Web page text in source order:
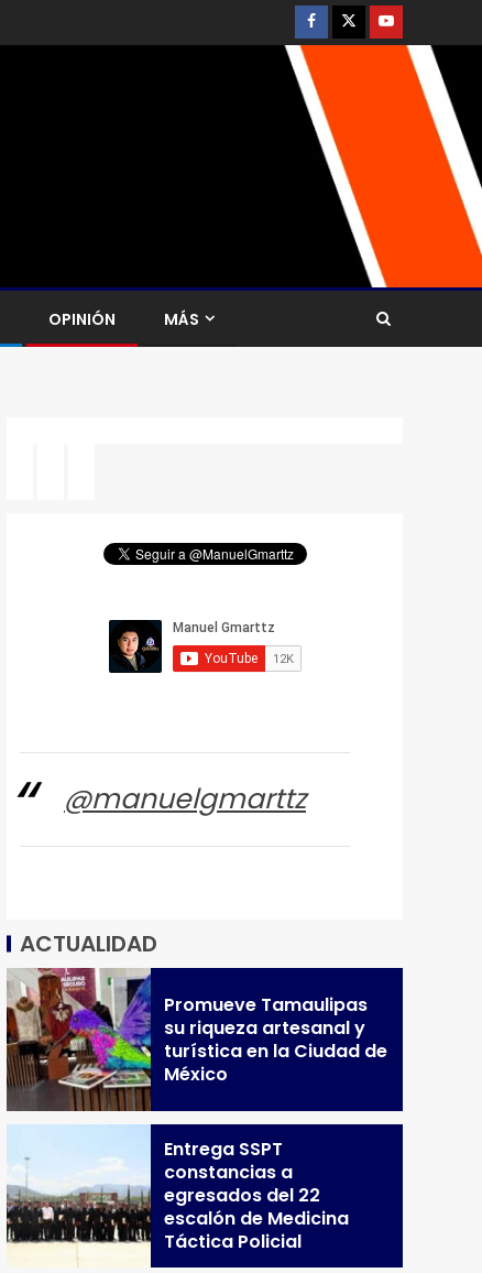
OPINIÓN MÁS
@manuelgmarttz
ACTUALIDAD
Promueve Tamaulipas
su riqueza artesanal y
turística en la Ciudad de
México
Entrega SSPT
constancias a
egresados del 22
escalón de Medicina
Táctica Policial